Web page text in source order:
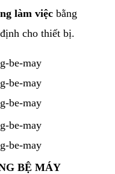
làm việc bằng
cho thiết bị.
BỆ MÁY